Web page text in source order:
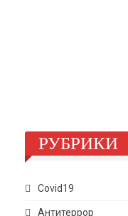
РУБРИКИ
Covid19
Антитеррор